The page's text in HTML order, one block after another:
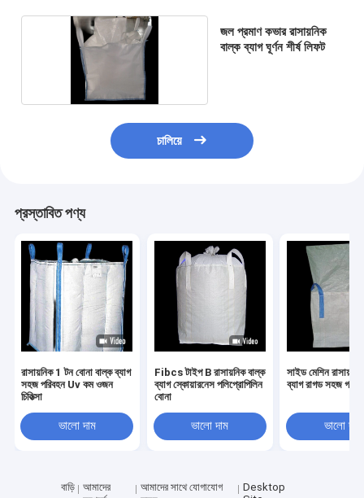
জল প্রমাণ কভার রাসায়নিক
বাল্ক ব্যাগ ঘূর্ণন শীর্ষ লিফট
চালিয়ে
প্রস্তাবিত পণ্য
রাসায়নিক 1 টন বোনা বাল্ক ব্যাগ
সহজ পরিবহন Uv কম ওজন
চিকিত্সা
ভালো দাম
Fibcs টাইপ B রাসায়নিক বাল্ক
ব্যাগ স্কোয়ারনেস পলিপ্রোপিলিন
বোনা
ভালো দাম
সাইড মেশিন
ব্যাগ রাগড সহজ গঠন
ভালো দাম
বাড়ি
আমাদের
আমাদের সাথে যোগাযোগ
Desktop